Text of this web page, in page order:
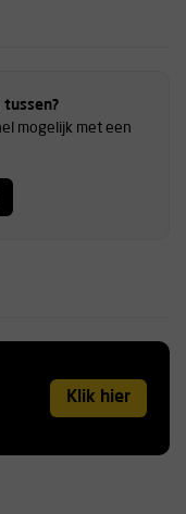
mogelijk met een
Klik hier